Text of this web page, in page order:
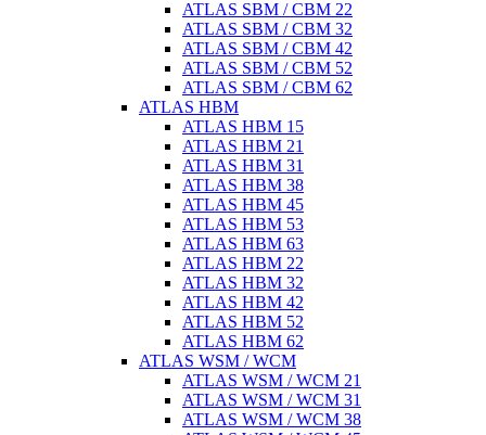
ATLAS SBM / CBM 22
ATLAS SBM / CBM 32
ATLAS SBM / CBM 42
ATLAS SBM / CBM 52
ATLAS SBM / CBM 62
ATLAS HBM
ATLAS HBM 15
ATLAS HBM 21
ATLAS HBM 31
ATLAS HBM 38
ATLAS HBM 45
ATLAS HBM 53
ATLAS HBM 63
ATLAS HBM 22
ATLAS HBM 32
ATLAS HBM 42
ATLAS HBM 52
ATLAS HBM 62
ATLAS WSM / WCM
ATLAS WSM / WCM 21
ATLAS WSM / WCM 31
ATLAS WSM / WCM 38